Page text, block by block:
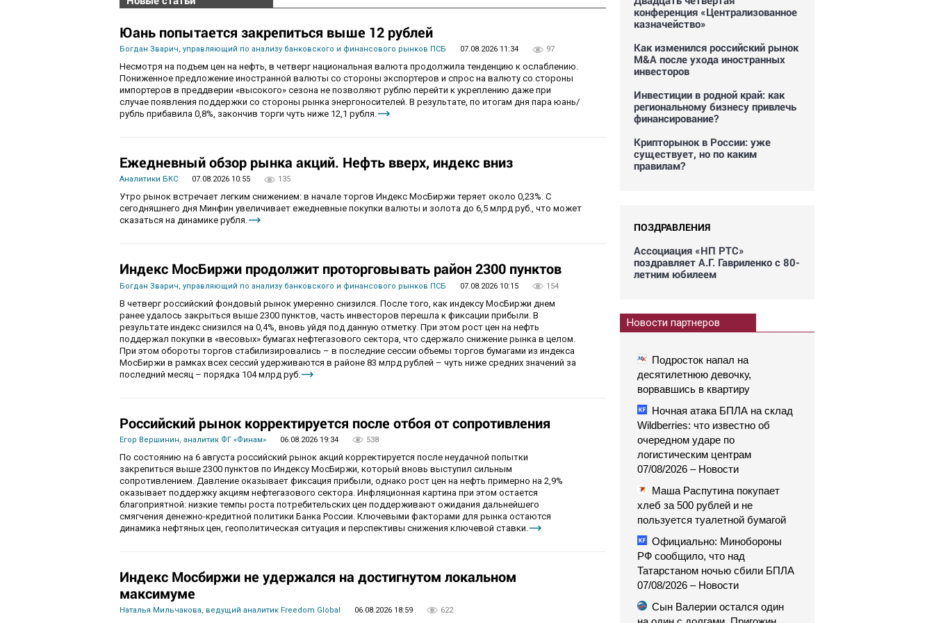
Юань попытается закрепиться выше 12 рублей
Богдан Зварич, управляющий по анализу банковского и финансового рынков ПСБ 07.08.2026 11:34 97
Несмотря на подъем цен на нефть, в четверг национальная валюта продолжила тенденцию к ослаблению.
Пониженное предложение иностранной валюты со стороны экспортеров и спрос на валюту со стороны
импортеров в преддверии «высокого» сезона не позволяют рублю перейти к укреплению даже при
случае появления поддержки со стороны рынка энергоносителей. В результате, по итогам дня пара юань/
рубль прибавила 0,8%, закончив торги чуть ниже 12,1 рубля.
Ежедневный обзор рынка акций. Нефть вверх, индекс вниз
Аналитики БКС 07.08.2026 10:55 135
Утро рынок встречает легким снижением: в начале торгов Индекс МосБиржи теряет около 0,23%. С
сегодняшнего дня Минфин увеличивает ежедневные покупки валюты и золота до 6,5 млрд руб., что может
сказаться на динамике рубля.
Индекс МосБиржи продолжит проторговывать район 2300 пунктов
Богдан Зварич, управляющий по анализу банковского и финансового рынков ПСБ 07.08.2026 10:15 154
В четверг российский фондовый рынок умеренно снизился. После того, как индексу МосБиржи днем
ранее удалось закрыться выше 2300 пунктов, часть инвесторов перешла к фиксации прибыли. В
результате индекс снизился на 0,4%, вновь уйдя под данную отметку. При этом рост цен на нефть
поддержал покупки в «весовых» бумагах нефтегазового сектора, что сдержало снижение рынка в целом.
При этом обороты торгов стабилизировались – в последние сессии объемы торгов бумагами из индекса
МосБиржи в рамках всех сессий удерживаются в районе 83 млрд рублей – чуть ниже средних значений за
последний месяц – порядка 104 млрд руб.
Российский рынок корректируется после отбоя от сопротивления
Егор Вершинин, аналитик ФГ «Финам» 06.08.2026 19:34 538
По состоянию на 6 августа российский рынок акций корректируется после неудачной попытки
закрепиться выше 2300 пунктов по Индексу МосБиржи, который вновь выступил сильным
сопротивлением. Давление оказывает фиксация прибыли, однако рост цен на нефть примерно на 2,9%
оказывает поддержку акциям нефтегазового сектора. Инфляционная картина при этом остается
благоприятной: низкие темпы роста потребительских цен поддерживают ожидания дальнейшего
смягчения денежно-кредитной политики Банка России. Ключевыми факторами для рынка остаются
динамика нефтяных цен, геополитическая ситуация и перспективы снижения ключевой ставки.
Индекс Мосбиржи не удержался на достигнутом локальном
максимуме
Наталья Мильчакова, ведущий аналитик Freedom Global 06.08.2026 18:59 622
конференция «Централизованное
казначейство»
Как изменился российский рынок
M&A после ухода иностранных
инвесторов
Инвестиции в родной край: как
региональному бизнесу привлечь
финансирование?
Крипторынок в России: уже
существует, но по каким
правилам?
ПОЗДРАВЛЕНИЯ
Ассоциация «НП РТС»
поздравляет А.Г. Гавриленко с 80-
летним юбилеем
Новости партнеров
Подросток напал на
десятилетнюю девочку,
ворвавшись в квартиру
Ночная атака БПЛА на склад
Wildberries: что известно об
очередном ударе по
логистическим центрам
07/08/2026 – Новости
Маша Распутина покупает
хлеб за 500 рублей и не
пользуется туалетной бумагой
Официально: Минобороны
РФ сообщило, что над
Татарстаном ночью сбили БПЛА
07/08/2026 – Новости
Сын Валерии остался один